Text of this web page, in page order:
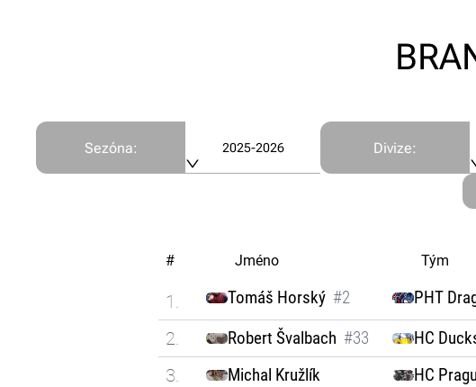
Sezóna: 2025-2026 Divize:
# Jméno Tým
1. Tomáš Horský #2 PHT
2.
Robert Švalbach #33 HC
3.
Michal Kružlík HC